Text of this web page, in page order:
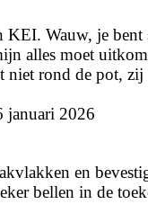
Wauw, je
alles moet
niet rond de pot,
januari 2026
en
bellen in de